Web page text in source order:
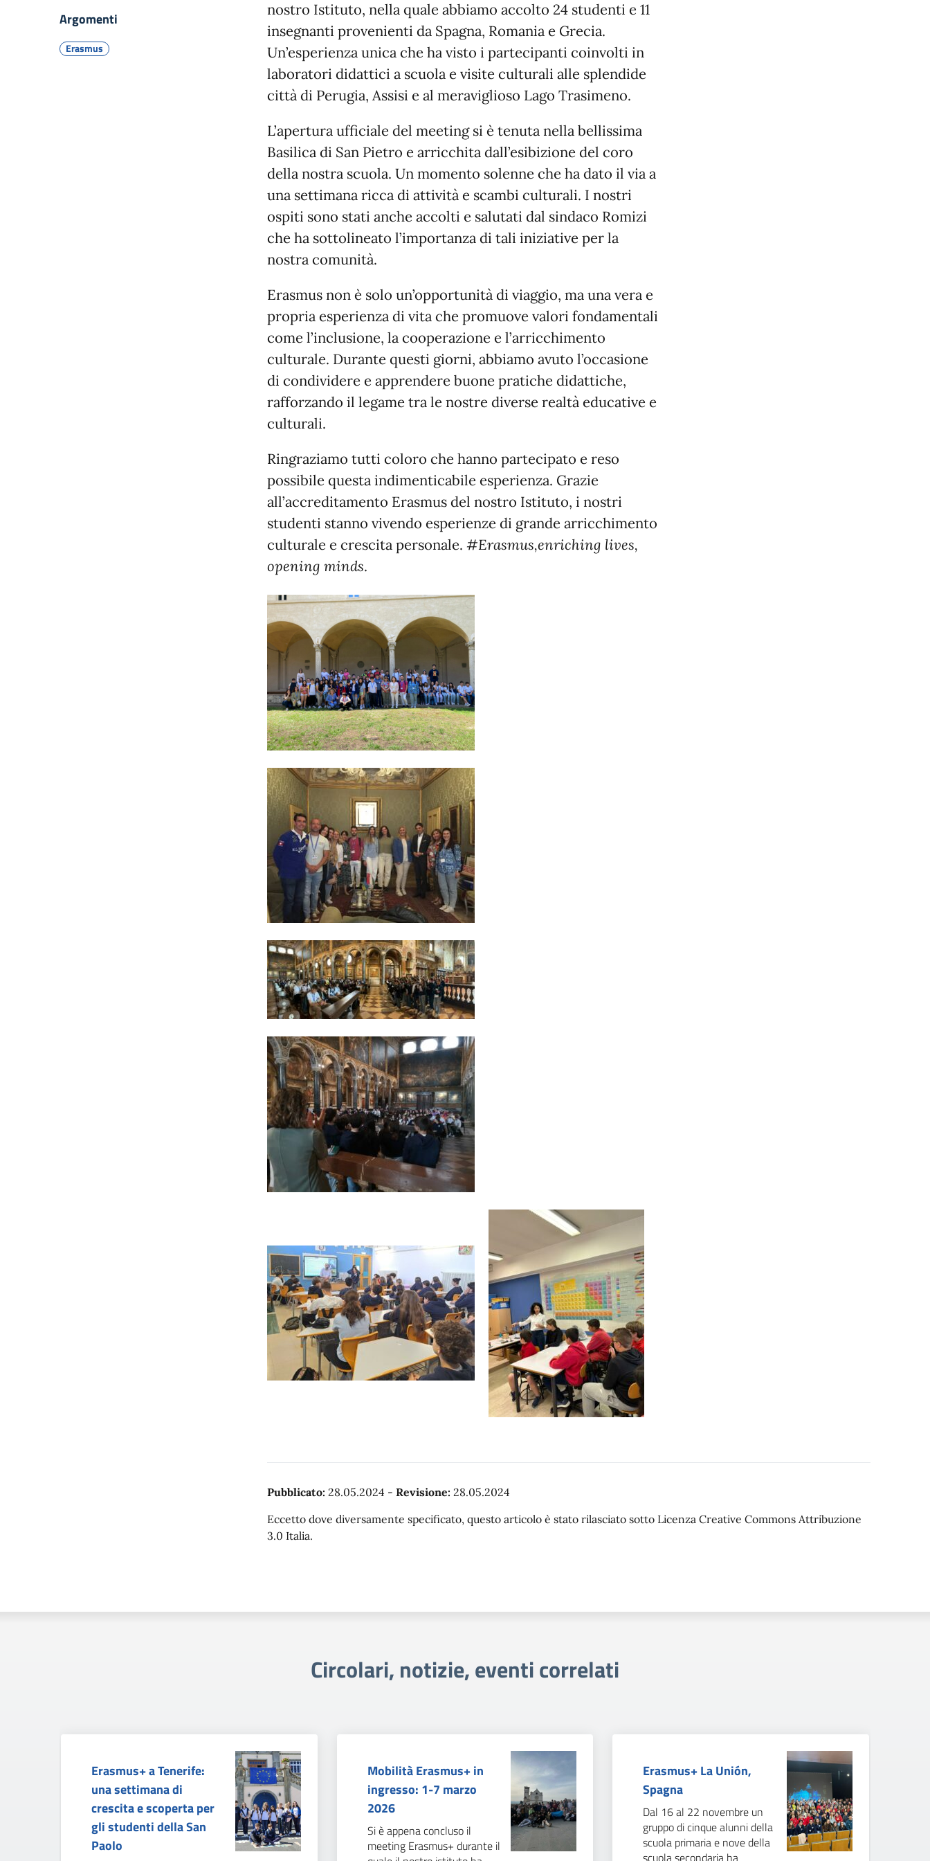
nostro Istituto, nella quale abbiamo accolto 24 studenti e 11
insegnanti provenienti da Spagna, Romania e Grecia.
Un’esperienza unica che ha visto i partecipanti coinvolti in
laboratori didattici a scuola e visite culturali alle splendide
città di Perugia, Assisi e al meraviglioso Lago Trasimeno.
L’apertura ufficiale del meeting si è tenuta nella bellissima
Basilica di San Pietro e arricchita dall’esibizione del coro
della nostra scuola. Un momento solenne che ha dato il via a
una settimana ricca di attività e scambi culturali. I nostri
ospiti sono stati anche accolti e salutati dal sindaco Romizi
che ha sottolineato l’importanza di tali iniziative per la
nostra comunità.
Erasmus non è solo un’opportunità di viaggio, ma una vera e
propria esperienza di vita che promuove valori fondamentali
come l’inclusione, la cooperazione e l’arricchimento
culturale. Durante questi giorni, abbiamo avuto l’occasione
di condividere e apprendere buone pratiche didattiche,
rafforzando il legame tra le nostre diverse realtà educative e
culturali.
Ringraziamo tutti coloro che hanno partecipato e reso
possibile questa indimenticabile esperienza. Grazie
all’accreditamento Erasmus del nostro Istituto, i nostri
studenti stanno vivendo esperienze di grande arricchimento
culturale e crescita personale. #Erasmus,enriching lives,
opening minds.
Pubblicato: 28.05.2024 - Revisione: 28.05.2024
Eccetto dove diversamente specificato, questo articolo è stato rilasciato sotto Licenza Creative Commons Attribuzione
3.0 Italia.
Argomenti
Erasmus
Circolari, notizie, eventi correlati
Erasmus+ a Tenerife:
una settimana di
crescita e scoperta per
gli studenti della San
Paolo
Mobilità Erasmus+ in
ingresso: 1-7 marzo
2026
Si è appena concluso il
meeting Erasmus+ durante il
Erasmus+ La Unión,
Spagna
Dal 16 al 22 novembre un
gruppo di cinque alunni della
scuola primaria e nove della
scuola secondaria ha